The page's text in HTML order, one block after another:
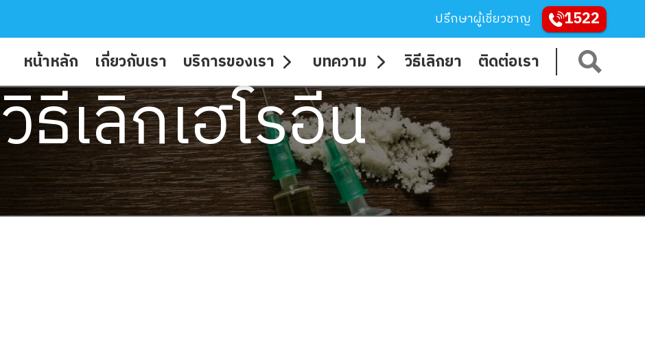
ปรึกษาผู้เชี่ยวชาญ
1522
หน้าหลัก
เกี่ยวกับเรา บริการของเรา บทความ วิธีเลิกยา ติดต่อเรา
วิธีเลิกเฮโรอีน